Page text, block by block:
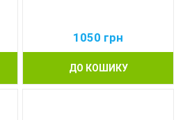
1050 грн
ДО КОШИКУ